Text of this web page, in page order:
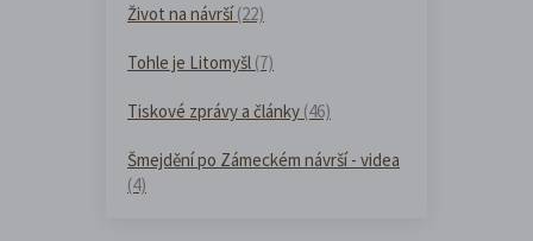
Život na návrší(22)
Tohle je Litomyšl (7)
Tiskové zprávy a články (46)
Šmejdění po Zámeckém návrší - videa
(4)